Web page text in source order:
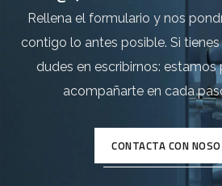
Rellena el formulario y nos
contigo lo antes posible. Si
dudes en escribirnos: estamos
acompañarte en cada
CONTACTA CON